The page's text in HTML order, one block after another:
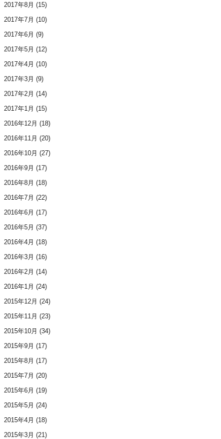
2017年8月 (15)
2017年7月 (10)
2017年6月 (9)
2017年5月 (12)
2017年4月 (10)
2017年3月 (9)
2017年2月 (14)
2017年1月 (15)
2016年12月 (18)
2016年11月 (20)
2016年10月 (27)
2016年9月 (17)
2016年8月 (18)
2016年7月 (22)
2016年6月 (17)
2016年5月 (37)
2016年4月 (18)
2016年3月 (16)
2016年2月 (14)
2016年1月 (24)
2015年12月 (24)
2015年11月 (23)
2015年10月 (34)
2015年9月 (17)
2015年8月 (17)
2015年7月 (20)
2015年6月 (19)
2015年5月 (24)
2015年4月 (18)
2015年3月 (21)